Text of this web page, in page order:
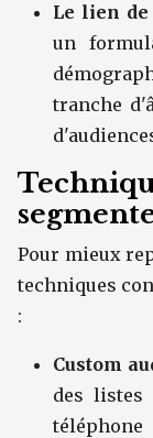
Le lien
un
tranche
Pour mieux
techniques
:
Custom
des listes